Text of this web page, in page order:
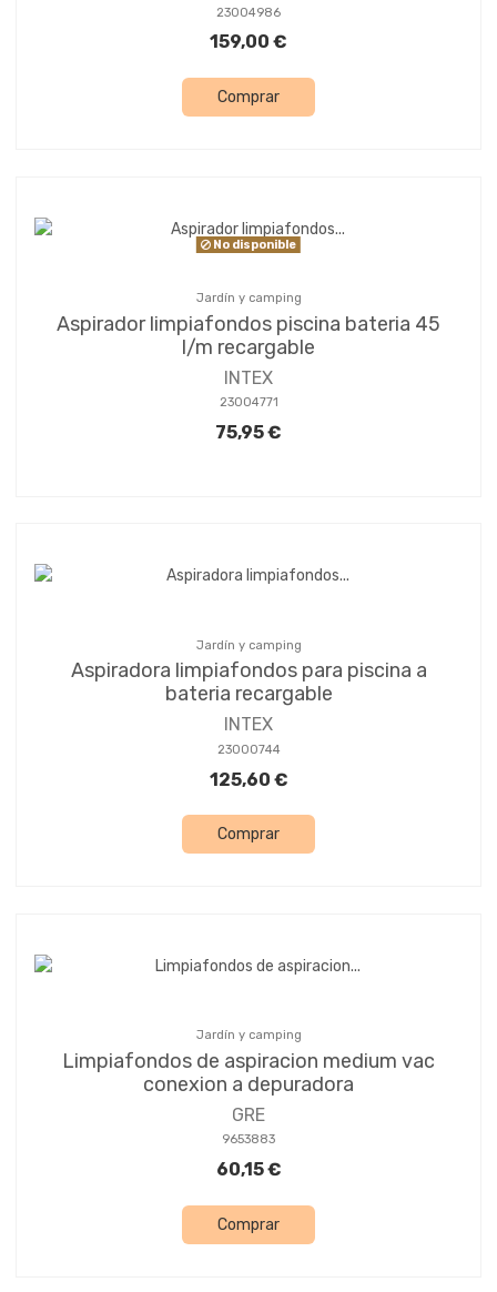
23004986
159,00 €
Comprar
No disponible
Jardín y camping
Aspirador limpiafondos piscina bateria 45
l/m recargable
INTEX
23004771
75,95 €
Jardín y camping
Aspiradora limpiafondos para piscina a
bateria recargable
INTEX
23000744
125,60 €
Comprar
Jardín y camping
Limpiafondos de aspiracion medium vac
conexion a depuradora
GRE
9653883
60,15 €
Comprar